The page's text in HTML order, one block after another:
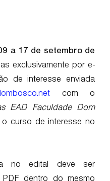
a 17 de setembro de
exclusivamente por e-
de interesse enviada
com o
EAD Faculdade Dom
curso de interesse no
no edital deve ser